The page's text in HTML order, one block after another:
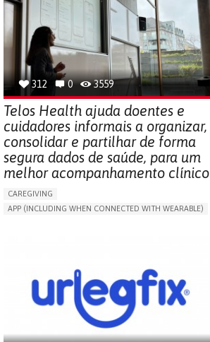
312 0 3559
Telos Health ajuda doentes e
cuidadores informais a organizar,
consolidar e partilhar de forma
segura dados de saúde, para um
melhor acompanhamento clínico
CAREGIVING
APP (INCLUDING WHEN CONNECTED WITH WEARABLE)